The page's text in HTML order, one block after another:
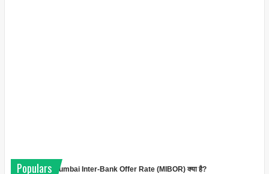
Populars
Mumbai Inter-Bank Offer Rate (MIBOR) क्या है?